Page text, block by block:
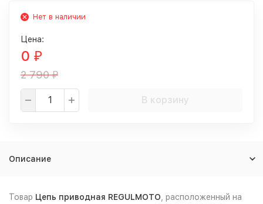
Нет в наличии
Цена:
0 ₽
2 790₽
В корзину
Описание
Товар Цепь приводная REGULMOTO , расположенный на